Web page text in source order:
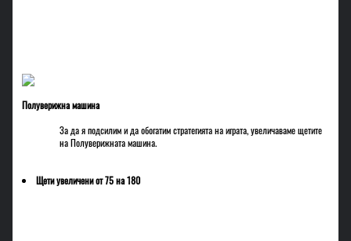
Полуверижна машина
За да я подсилим и да обогатим стратегията на играта, увеличаваме щетите
на Полуверижната машина.
Щети увеличени от 75 на 180